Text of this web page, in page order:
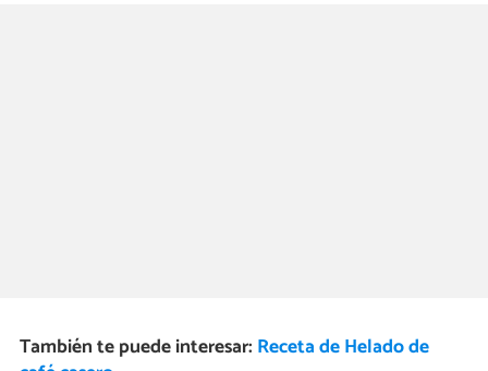
También te puede interesar: Receta de Helado de